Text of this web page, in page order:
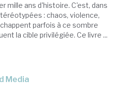
mille ans d'histoire. C'est, dans
: chaos, violence,
parfois à ce sombre
la cible privilégiée. Ce livre ...
Media